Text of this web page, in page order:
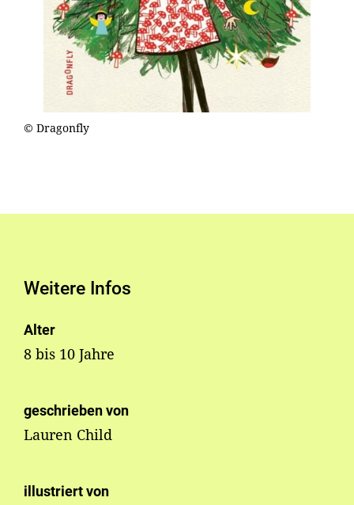
© Dragonfly
Weitere Infos
Alter
8 bis 10 Jahre
geschrieben von
Lauren Child
illustriert von